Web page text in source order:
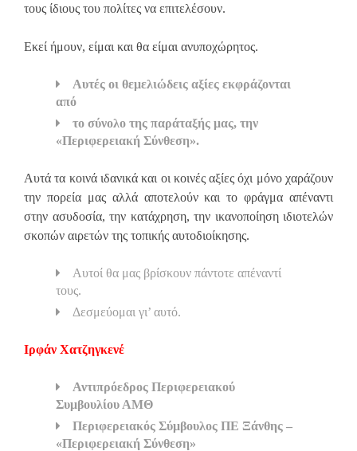
τους ίδιους του πολίτες να επιτελέσουν.
Εκεί ήμουν, είμαι και θα είμαι ανυποχώρητος.
Αυτές οι θεμελιώδεις αξίες εκφράζονται
από
το σύνολο της παράταξής μας, την
«Περιφερειακή Σύνθεση».
Αυτά τα κοινά ιδανικά και οι κοινές αξίες όχι μόνο χαράζουν
την πορεία μας αλλά αποτελούν και το φράγμα απέναντι
στην ασυδοσία, την κατάχρηση, την ικανοποίηση ιδιοτελών
σκοπών αιρετών της τοπικής αυτοδιοίκησης.
Αυτοί θα μας βρίσκουν πάντοτε απέναντί
τους.
Δεσμεύομαι γι’ αυτό.
Ιρφάν Χατζηγκενέ
Αντιπρόεδρος Περιφερειακού
Συμβουλίου ΑΜΘ
Περιφερειακός Σύμβουλος ΠΕ Ξάνθης –
«Περιφερειακή Σύνθεση»